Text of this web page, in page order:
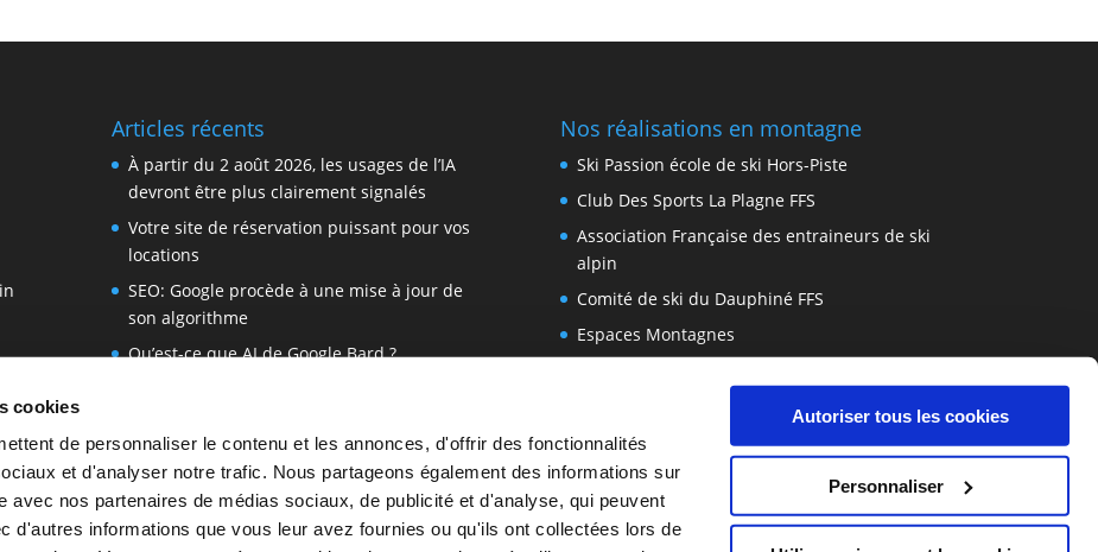
cookies
de personnaliser le contenu et les annonces, d'offrir des fonctionnalités
et d'analyser notre trafic. Nous partageons également des informations sur
avec nos partenaires de médias sociaux, de publicité et d'analyse, qui peuvent
d'autres informations que vous leur avez fournies ou qu'ils ont collectées lors de
Autoriser tous les cookies
Personnaliser
Articles récents
À partir du 2 août 2026, les usages de l’IA
devront être plus clairement signalés
Votre site de réservation puissant pour vos
locations
SEO: Google procède à une mise à jour de
son algorithme
Qu’est-ce que AI de Google Bard ?
du Transparency & Consent Framework TCF
v2.2
Nos réalisations en montagne
Ski Passion école de ski Hors-Piste
Club Des Sports La Plagne FFS
Association Française des entraineurs de ski
alpin
Comité de ski du Dauphiné FFS
Espaces Montagnes